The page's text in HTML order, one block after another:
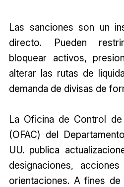
Las sanciones son un
directo. Pueden
bloquear activos,
alterar las rutas de
demanda de divisas de
La Oficina de Control
(OFAC) del
UU. publica
designaciones,
orientaciones. A fines